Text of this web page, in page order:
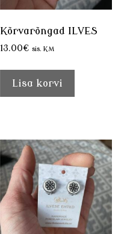
Kõrvarõngad ILVES
13.00€ sis. KM
Lisa korvi